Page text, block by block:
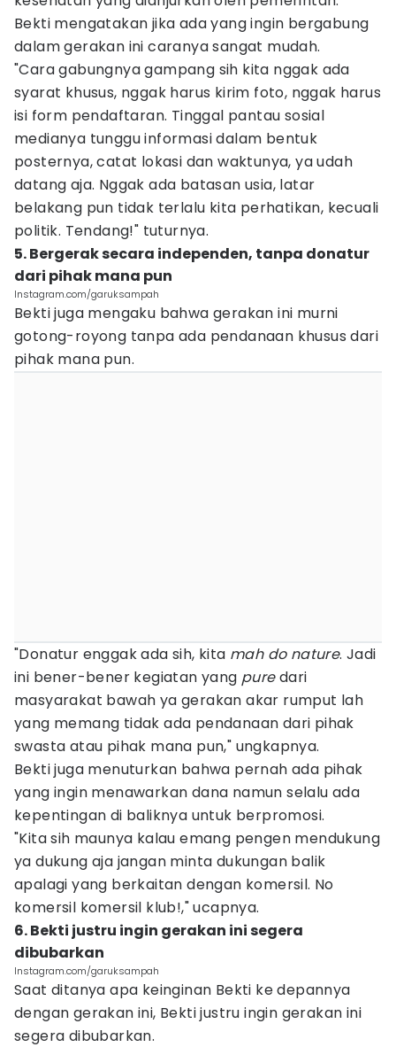
Bekti mengatakan jika ada yang ingin bergabung
dalam gerakan ini caranya sangat mudah.
"Cara gabungnya gampang sih kita nggak ada
syarat khusus, nggak harus kirim foto, nggak harus
isi form pendaftaran. Tinggal pantau sosial
medianya tunggu informasi dalam bentuk
posternya, catat lokasi dan waktunya, ya udah
datang aja. Nggak ada batasan usia, latar
belakang pun tidak terlalu kita perhatikan, kecuali
politik. Tendang!" tuturnya.
5. Bergerak secara independen, tanpa donatur
dari pihak mana pun
Instagram.com/garuksampah
Bekti juga mengaku bahwa gerakan ini murni
gotong-royong tanpa ada pendanaan khusus dari
pihak mana pun.
"Donatur enggak ada sih, kita mah do nature. Jadi
ini bener-bener kegiatan yang puredari
masyarakat bawah ya gerakan akar rumput lah
yang memang tidak ada pendanaan dari pihak
swasta atau pihak mana pun," ungkapnya.
Bekti juga menuturkan bahwa pernah ada pihak
yang ingin menawarkan dana namun selalu ada
kepentingan di baliknya untuk berpromosi.
"Kita sih maunya kalau emang pengen mendukung
ya dukung aja jangan minta dukungan balik
apalagi yang berkaitan dengan komersil. No
komersil komersil klub!," ucapnya.
6. Bekti justru ingin gerakan ini segera
dibubarkan
Instagram.com/garuksampah
Saat ditanya apa keinginan Bekti ke depannya
dengan gerakan ini, Bekti justru ingin gerakan ini
segera dibubarkan.